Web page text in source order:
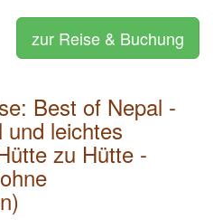
zur Reise & Buchung
Best of Nepal -
und leichtes
zu Hütte -